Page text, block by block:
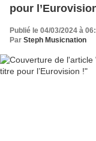
pour
Publié le 04/03/2024 à
Par Steph Musicnation